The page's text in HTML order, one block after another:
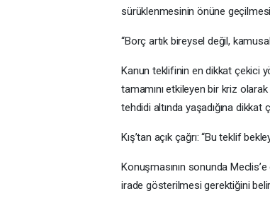
sürüklenmesinin önüne
“Borç artık bireysel değil,
Kanun teklifinin en dikkat çekici
tamamını etkileyen bir kriz
tehdidi altında yaşadığına
Kış’tan açık çağrı: “Bu teklif
Konuşmasının sonunda
irade gösterilmesi gerektiğini